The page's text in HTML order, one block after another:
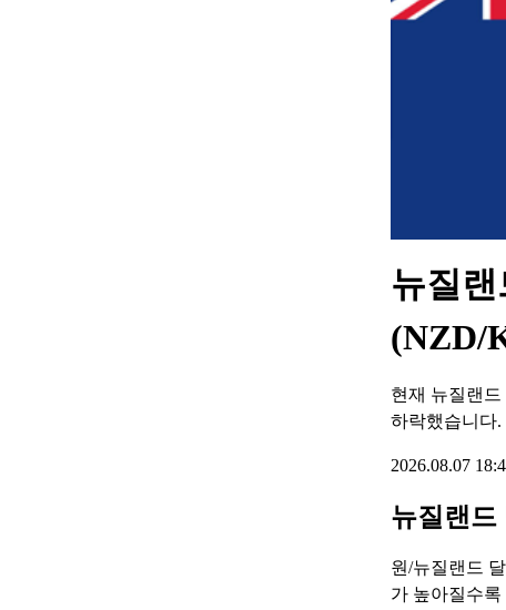
뉴질
(NZD/
현재 뉴질랜
하락했습니다.
2026.08.07
뉴질랜드
원/뉴질랜드
가 높아질수